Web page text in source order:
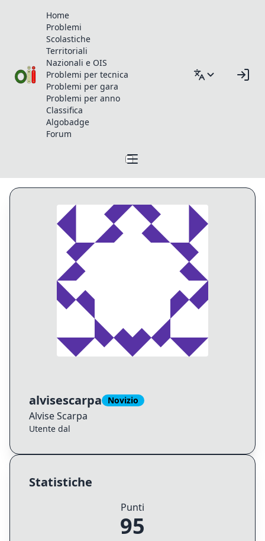
Home
Problemi
Scolastiche
Territoriali
Nazionali e OIS
Problemi per tecnica
Problemi per gara
Problemi per anno
Classifica
Algobadge
Forum
Profilo di alvisescarpa
alvisescarpa Novizio
AlviseScarpa
Utente dal
Statistiche
Punti
95